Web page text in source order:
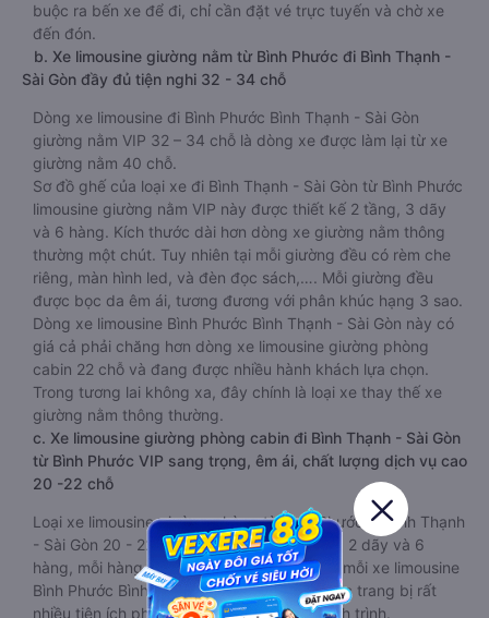
buộc ra bến xe để đi, chỉ cần đặt vé trực tuyến và chờ xe
đến đón.
b. Xe limousine giường nằm từ Bình Phước đi Bình Thạnh -
Sài Gòn đầy đủ tiện nghi 32 - 34 chỗ
Dòng xe limousine đi Bình Phước Bình Thạnh - Sài Gòn
giường nằm VIP 32 – 34 chỗ là dòng xe được làm lại từ xe
giường nằm 40 chỗ.
Sơ đồ ghế của loại xe đi Bình Thạnh - Sài Gòn từ Bình Phước
limousine giường nằm VIP này được thiết kế 2 tầng, 3 dãy
và 6 hàng. Kích thước dài hơn dòng xe giường nằm thông
thường một chút. Tuy nhiên tại mỗi giường đều có rèm che
riêng, màn hình led, và đèn đọc sách,…. Mỗi giường đều
được bọc da êm ái, tương đương với phân khúc hạng 3 sao.
Dòng xe limousine Bình Phước Bình Thạnh - Sài Gòn này có
giá cả phải chăng hơn dòng xe limousine giường phòng
cabin 22 chỗ và đang được nhiều hành khách lựa chọn.
Trong tương lai không xa, đây chính là loại xe thay thế xe
giường nằm thông thường.
c. Xe limousine giường phòng cabin đi Bình Thạnh - Sài Gòn
từ Bình Phước VIP sang trọng, êm ái, chất lượng dịch vụ cao
20 -22 chỗ
Loại xe limousine giường phòng từ Bình Phước đi Bình Thạnh
- Sài Gòn 20 - 22 chỗ được chia làm 2 tầng, 2 dãy và 6
hàng, mỗi hàng là 2 cabin riêng biệt. Trong mỗi xe limousine
Bình Phước Bình Thạnh - Sài Gòn cabin được trang bị rất
nhiều tiện ích phục vụ hành khách suốt hành trình.